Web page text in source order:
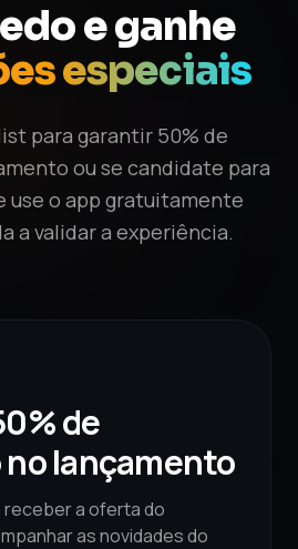
e ganhe
especiais
para garantir 50% de
ou se candidate para
use o app gratuitamente
a validar a experiência.
de
lançamento
receber a oferta do
as novidades do